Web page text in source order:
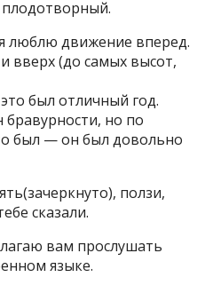
люблю движение вперед.
вверх (до самых высот,
был отличный год.
бравурности, но по
был — он был довольно
ползи,
сказали.
вам прослушать
языке.